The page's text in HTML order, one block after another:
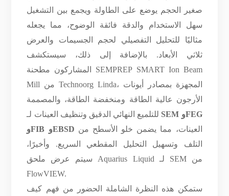
صغير الحجم يوضع على الطاولة ويجمع بين التشغيل
سهل الاستخدام والدقة فائقة الوضوح، مما يجعله
مثاليًا للتحليل التفصيلي لحجم الجسيمات والعرض
ثلاثي الأبعاد. بالإضافة إلى ذلك، سيستكشف
المشاركون مطحنة SEMPREP SMART Ion Beam
Mill من Technoorg Linda، المجهزة بمصادر أيونات
الأرجون عالية الطاقة ومنخفضة الطاقة، والمصممة
SEM وFEG
وFIB وEBSD العينات، مما يضمن خلو الأسطح من
التلف وتسهيل التحليل المقطعي السريع. وأخيرًا،
سيتم عرض ملحق Aquarius Liquid لـ SEM من
FlowVIEW.
ستمكن هذه النظرة الشاملة الحضور من فهم كيف